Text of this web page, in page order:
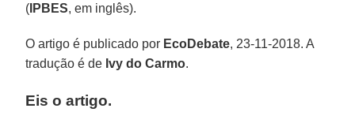
( IPBES, em inglês).
O artigo é publicado por EcoDebate, 23-11-2018. A
tradução é de Ivy do Carmo.
Eis o artigo.